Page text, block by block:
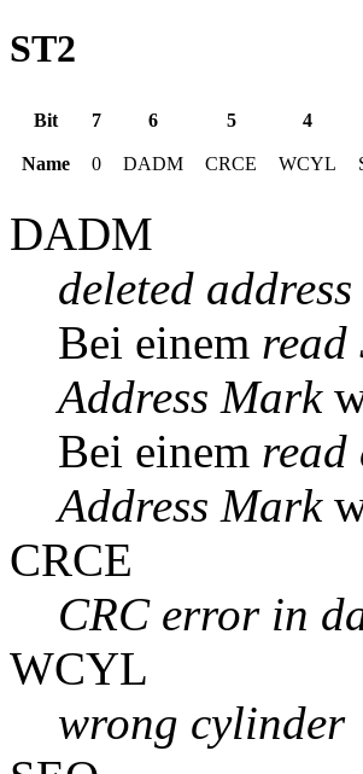
ST2
Bit 7 6 5 4
Name 0 DADM CRCE WCYL
DADM
deleted
Bei einem read
Address Mark
Bei einem read
Address Mark
CRCE
CRC error in
WCYL
wrong cylinder